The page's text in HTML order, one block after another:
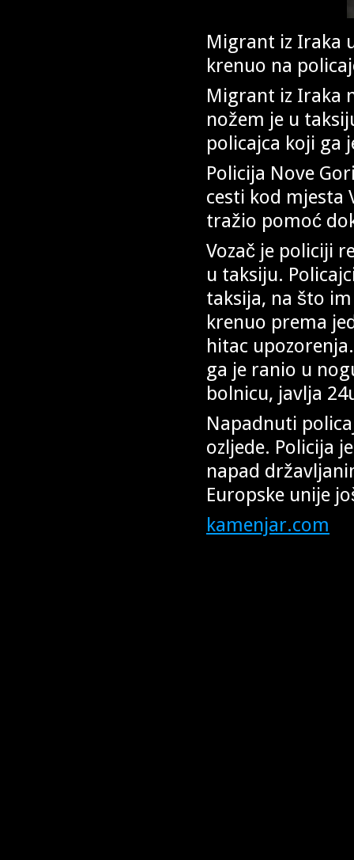
Migrant iz Iraka
krenuo na
Migrant iz Iraka
nožem je u
policajca koji ga
Policija Nove
cesti kod mjesta
tražio pomoć
Vozač je policiji
u taksiju.
taksija, na što
krenuo prema
hitac
ga je ranio u
bolnicu, javlja
Napadnuti
ozljede. Policija
napad
Europske unije
kamenjar.com